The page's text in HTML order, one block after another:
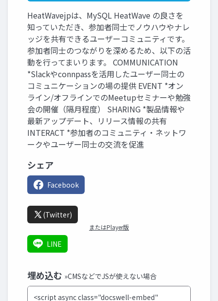
HeatWavejpは、MySQL HeatWave の良さを
知っていただき、参加者同士でノウハウやナレ
ッジを共有できるユーザーコミュニティです。
参加者同士のつながりを深めるため、以下の活
動を行ってまいります。 COMMUNICATION
*Slackやconnpassを活用したユーザー同士の
コミュニケーションの場の提供 EVENT *オン
ライン/オフラインでのMeetupセミナーや勉強
会の開催（隔月程度） SHARING *製品情報や
最新アップデート、リリース情報の共有
INTERACT *参加者のコミュニティ・ネットワ
ークやユーザー同士の交流を促進
シェア
Facebook
(Twitter)
またはPlayer版
LINE
埋め込む »CMSなどでJSが使えない場合